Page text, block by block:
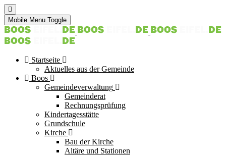
Mobile Menu Toggle
Startseite
Aktuelles aus der Gemeinde
Boos
Gemeindeverwaltung
Gemeinderat
Rechnungsprüfung
Kindertagesstätte
Grundschule
Kirche
Bau der Kirche
Altäre und Stationen